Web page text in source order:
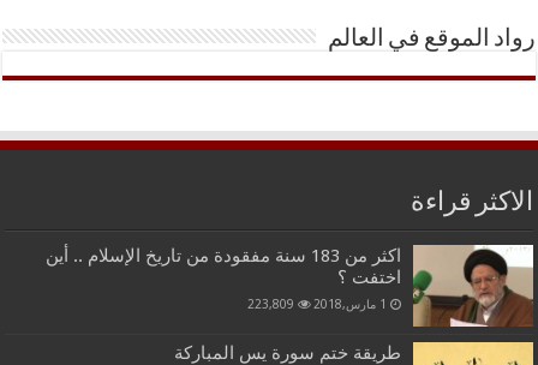
رواد الموقع في العالم
الاكثر قراءة
اكثر من 183 سنة مفقودة من تاريخ الإسلام .. أين
اختفت ؟
1 مارس,2018 223,809
طريقة ختم سورة يس المباركة